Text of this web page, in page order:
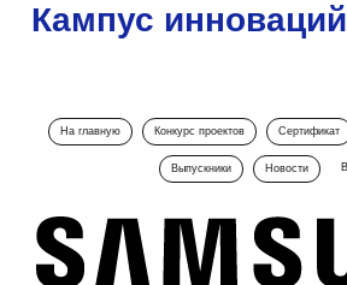
Кампус
На главную Конкурс проектов Сертификат
Выпускники Новости